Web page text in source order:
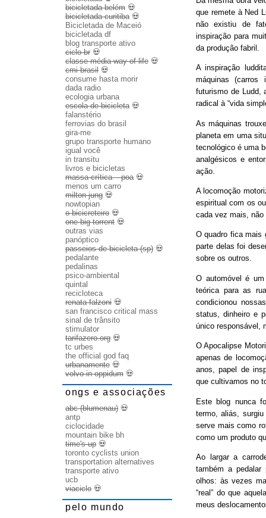
que remete à Ned
não existiu de
inspiração para
da produção fabril.
A inspiração
máquinas (carros
futurismo de Ludd,
radical à “vida
As máquinas
planeta em uma
tecnológico é uma
analgésicos e
ação.
A locomoção
espiritual com os
cada vez mais,
O quadro fica mais
parte delas foi
sobre os outros.
O automóvel é
teórica para as
condicionou
status, dinheiro e
único responsável,
O Apocalipse
apenas de
anos, papel de
que cultivamos no
Este blog nunca
termo, aliás,
serve mais como
como um produto
Ao largar a
também a pedalar
olhos: às vezes
“real” do que
meus
bicicletada belém 💀
bicicletada curitiba💀
Bicicletada de Maceió
bicicletada df
blog transporte ativo
ciclo br 💀
classe média way of life 💀
cmi brasil 💀
consume hasta morir
dada radio
ecologia urbana
escola de bicicleta💀
falanstério
ferrovias do brasil
gira-me
grupo transporte humano
igual você
in transitu
livros e bicicletas
massa crítica – poa💀
menos um carro
milton jung 💀
nowtopian
o bicicreteiro 💀
one big torrent 💀
outras vias
panóptico
passeios de bicicleta (sp) 💀
pedalante
pedalinas
psico-ambiental
quintal
recicloteca
renata falzoni 💀
san francisco critical mass
sinal de trânsito
stimulator
tarifazero.org 💀
tc urbes
the official god faq
urbanamente 💀
volvo in oppidum 💀
ongs e associações
abc (blumenau) 💀
antp
ciclocidade
mountain bike bh
time's up 💀
toronto cyclists union
transportation alternatives
transporte ativo
ucb
viaciclo 💀
pelo mundo